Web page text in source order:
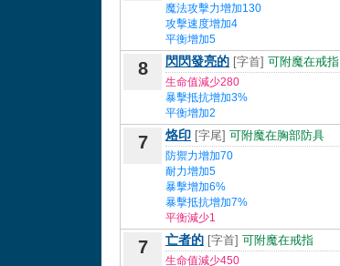
魔法攻擊力增加130
攻擊速度增加4
平衡增加5
8 閃閃發亮的 [字首] 可附魔在戒指
生命值減少280
暴擊抵抗增加3%
平衡增加2
7 烙印 [字尾] 可附魔在胸部防具
防禦力增加70
耐力增加5
暴擊增加6%
暴擊抵抗增加7%
平衡減少1
7 亡者的 [字首] 可附魔在戒指
生命值減少450